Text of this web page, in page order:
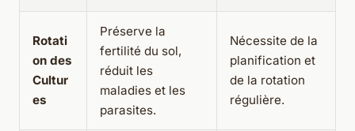
Rotati
on des
Cultur
es
Préserve la
fertilité du sol,
réduit les
maladies et les
parasites.
Nécessite de la
planification et
de la rotation
régulière.